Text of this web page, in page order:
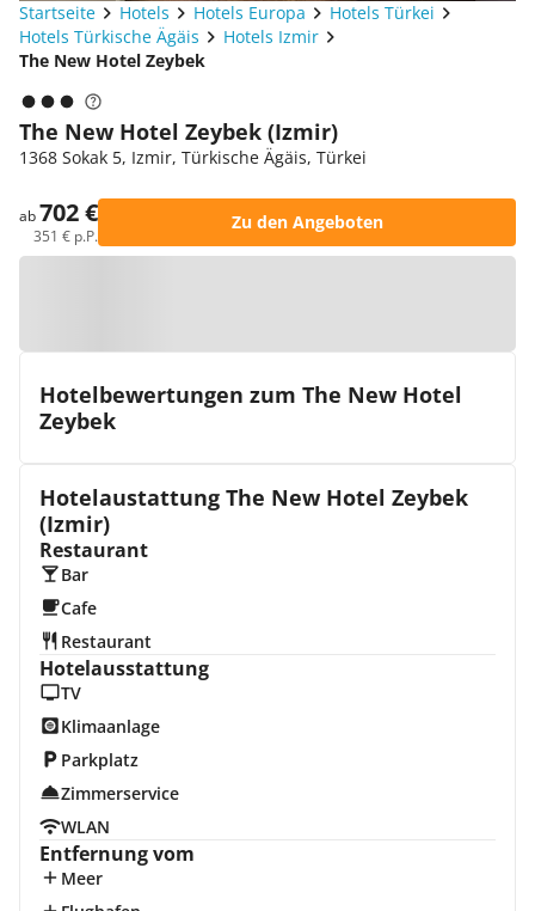
Startseite Hotels Hotels Europa
Hotels Türkei
Hotels Türkische Ägäis
Hotels Izmir
The New Hotel Zeybek
The New Hotel Zeybek (Izmir)
1368 Sokak 5, Izmir, Türkische Ägäis, Türkei
ab702 €
351 € p.P.
Zu den Angeboten
Hotelbewertungen zum The New Hotel
Zeybek
Hotelaustattung The New Hotel Zeybek
(Izmir)
Restaurant
Bar
Cafe
Restaurant
Hotelausstattung
TV
Klimaanlage
Parkplatz
Zimmerservice
WLAN
Entfernung vom
Meer